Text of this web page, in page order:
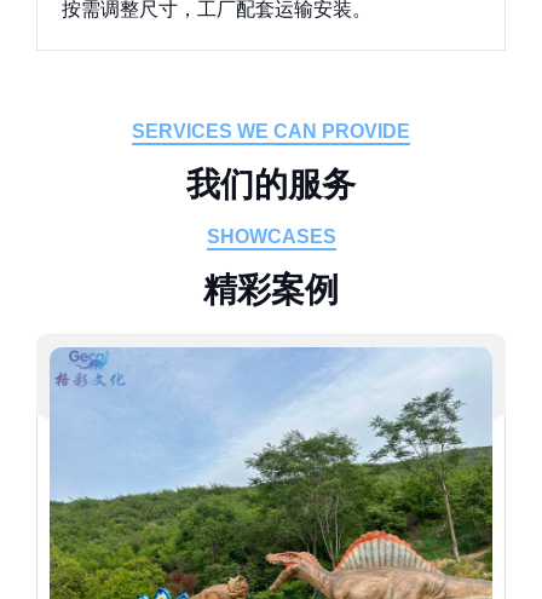
按需调整尺寸，工厂配套运输安装。
SERVICES WE CAN PROVIDE
我们的服务
SHOWCASES
精彩案例